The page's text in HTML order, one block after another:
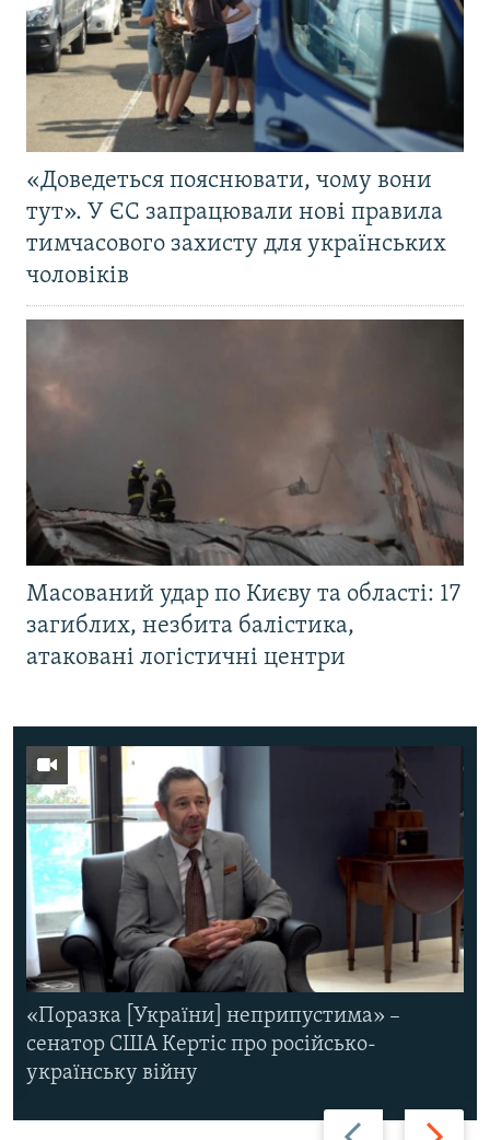
«Доведеться пояснювати, чому вони
тут». У ЄС запрацювали нові правила
тимчасового захисту для українських
чоловіків
Масований удар по Києву та області: 17
загиблих, незбита балістика,
атаковані логістичні центри
Назад Вперед
«Поразка [України] неприпустима» –
сенатор США Кертіс про російсько-
українську війну